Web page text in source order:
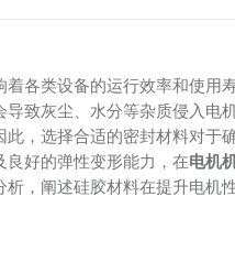
各类设备的运行效率和使用
致灰尘、水分等杂质侵入电
，选择合适的密封材料对于
良好的弹性变形能力，在电机
，阐述硅胶材料在提升电机